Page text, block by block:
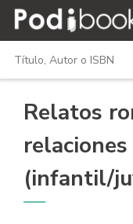
Relatos
(infantil/